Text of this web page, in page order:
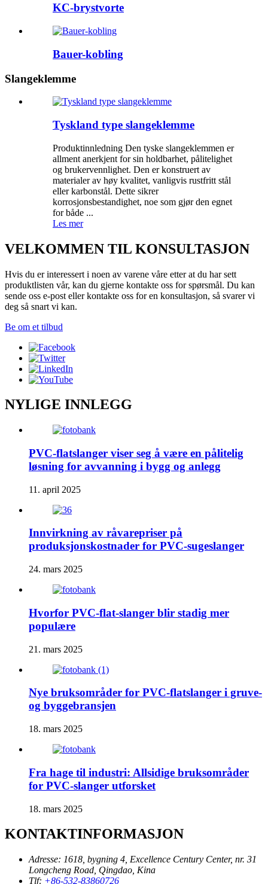
KC-brystvorte
Bauer-kobling
Slangeklemme
Tyskland type slangeklemme
Produktinnledning Den tyske slangeklemmen er
allment anerkjent for sin holdbarhet, pålitelighet
og brukervennlighet. Den er konstruert av
materialer av høy kvalitet, vanligvis rustfritt stål
eller karbonstål. Dette sikrer
korrosjonsbestandighet, noe som gjør den egnet
for både ...
Les mer
VELKOMMEN TIL KONSULTASJON
Hvis du er interessert i noen av varene våre etter at du har sett
produktlisten vår, kan du gjerne kontakte oss for spørsmål. Du kan
sende oss e-post eller kontakte oss for en konsultasjon, så svarer vi
deg så snart vi kan.
Be om et tilbud
NYLIGE INNLEGG
PVC-flatslanger viser seg å være en pålitelig
løsning for avvanning i bygg og anlegg
11. april 2025
Innvirkning av råvarepriser på
produksjonskostnader for PVC-sugeslanger
24. mars 2025
Hvorfor PVC-flat-slanger blir stadig mer
populære
21. mars 2025
Nye bruksområder for PVC-flatslanger i gruve-
og byggebransjen
18. mars 2025
Fra hage til industri: Allsidige bruksområder
for PVC-slanger utforsket
18. mars 2025
KONTAKTINFORMASJON
Adresse: 1618, bygning 4, Excellence Century Center, nr. 31
Longcheng Road, Qingdao, Kina
Tlf: +86-532-83860726